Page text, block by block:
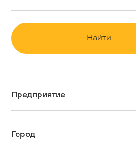
Контакты
Найти
Предприятие
Город